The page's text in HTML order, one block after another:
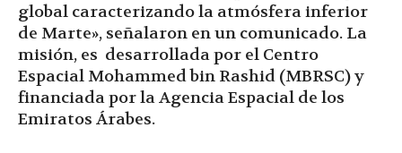
global caracterizando la atmósfera inferior
de Marte», señalaron en un comunicado. La
misión, es desarrollada por el Centro
Espacial Mohammed bin Rashid (MBRSC) y
financiada por la Agencia Espacial de los
Emiratos Árabes.